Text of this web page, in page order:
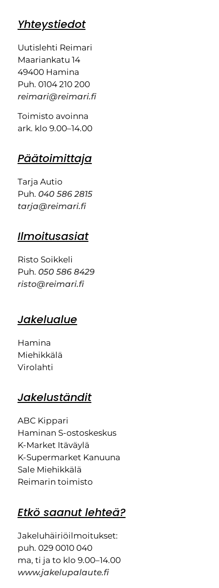
Yhteystiedot
Uutislehti Reimari
Maariankatu 14
49400 Hamina
Puh. 0104 210 200
reimari@reimari.fi
Toimisto avoinna
ark. klo 9.00–14.00
Päätoimittaja
Tarja Autio
Puh. 040 586 2815
tarja@reimari.fi
Ilmoitusasiat
Risto Soikkeli
Puh. 050 586 8429
risto@reimari.fi
Jakelualue
Hamina
Miehikkälä
Virolahti
Jakeluständit
ABC Kippari
Haminan S-ostoskeskus
K-Market Itäväylä
K-Supermarket Kanuuna
Sale Miehikkälä
Reimarin toimisto
Etkö saanut lehteä?
Jakeluhäiriöilmoitukset:
puh. 029 0010 040
ma, ti ja to klo 9.00–14.00
www.jakelupalaute.fi